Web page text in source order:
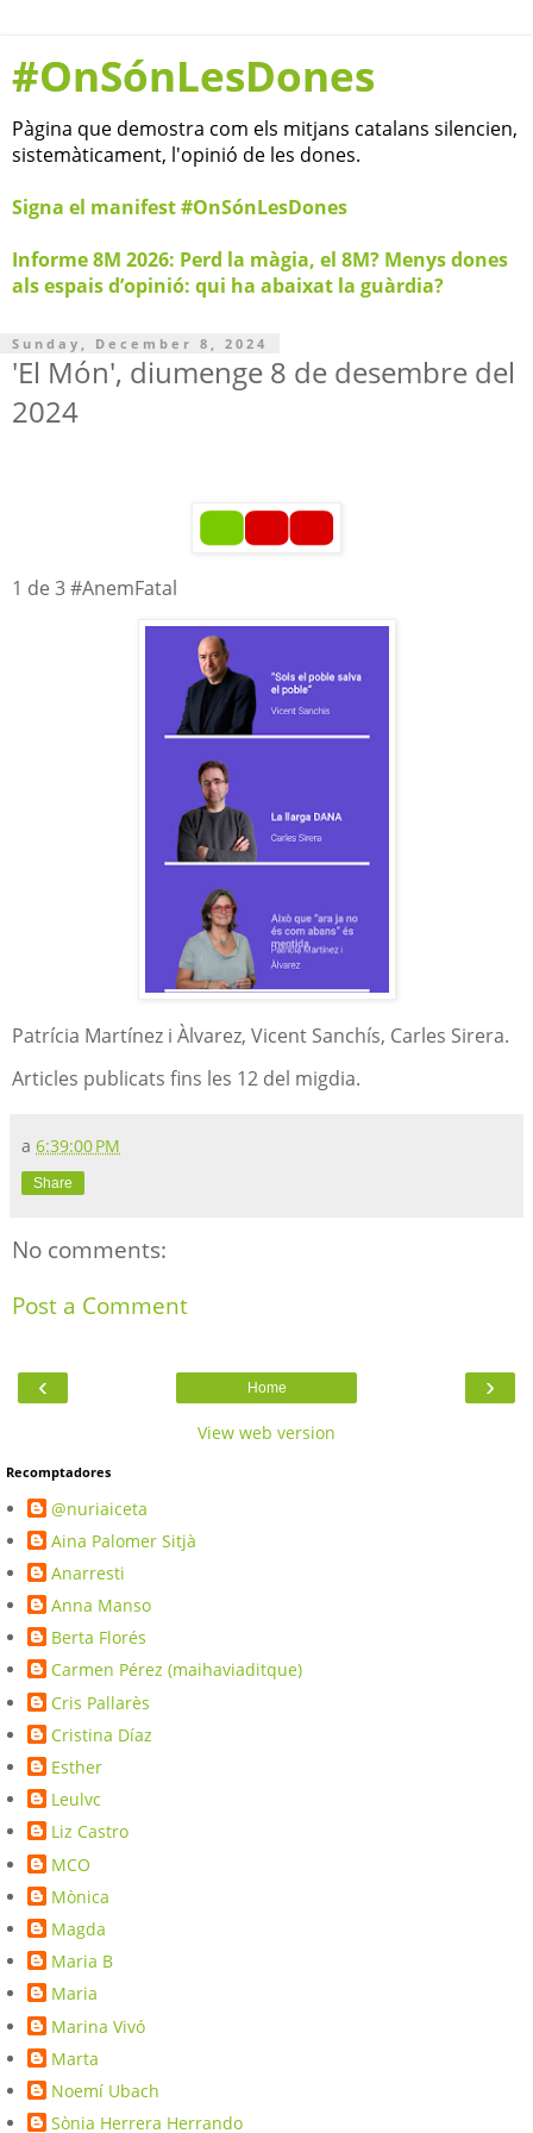
#OnSónLesDones
Pàgina que demostra com els mitjans catalans silencien,
sistemàticament, l'opinió de les dones.
Signa el manifest #OnSónLesDones
Informe 8M 2026: Perd la màgia, el 8M? Menys dones
als espais d’opinió: qui ha abaixat la guàrdia?
Sunday, December 8, 2024
'El Món', diumenge 8 de desembre del
2024
1 de 3 #AnemFatal
Patrícia Martínez i Àlvarez, Vicent Sanchís, Carles Sirera.
Articles publicats fins les 12 del migdia.
a 6:39:00 PM
Share
No comments:
Post a Comment
‹ ›
Home
View web version
Recomptadores
@nuriaiceta
Aina Palomer Sitjà
Anarresti
Anna Manso
Berta Florés
Carmen Pérez (maihaviaditque)
Cris Pallarès
Cristina Díaz
Esther
Leulvc
Liz Castro
MCO
Mònica
Magda
Maria B
Maria
Marina Vivó
Marta
Noemí Ubach
Sònia Herrera Herrando